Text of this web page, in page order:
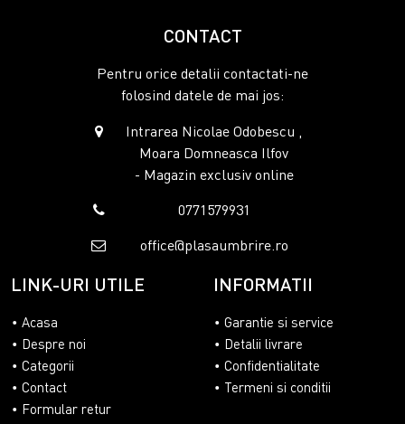
CONTACT
Pentru orice detalii contactati-ne
folosind datele de mai jos:
Intrarea Nicolae Odobescu ,
Moara Domneasca Ilfov
- Magazin exclusiv online
0771579931
office@plasaumbrire.ro
LINK-URI UTILE
Acasa
Despre noi
Categorii
Contact
Formular retur
INFORMATII
Garantie si service
Detalii livrare
Confidentialitate
Termeni si conditii